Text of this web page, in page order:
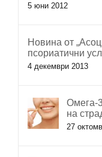
5 юни 2012
Новина от
псориатични
4 декември 2013
Омега-
на
27